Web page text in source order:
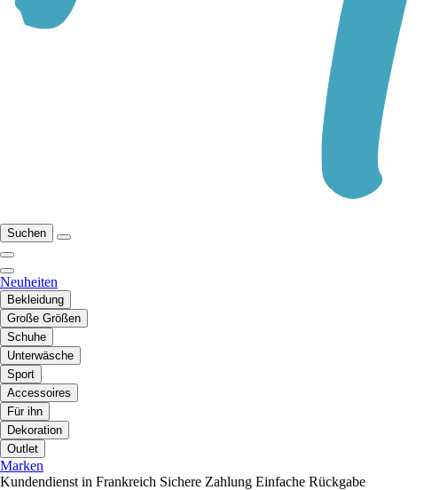
Suchen
Neuheiten
Bekleidung
Große Größen
Schuhe
Unterwäsche
Sport
Accessoires
Für ihn
Dekoration
Outlet
Marken
Kundendienst in Frankreich Sichere Zahlung Einfache Rückgabe